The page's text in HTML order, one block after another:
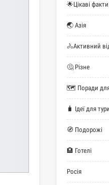
🌟Цікаві факти
🌏 Азія
🚴Активний
🤔 Різне
🗺 Поради
🧳 Ідеї для
🧭 Подорожі
🏨 Готелі
Росія